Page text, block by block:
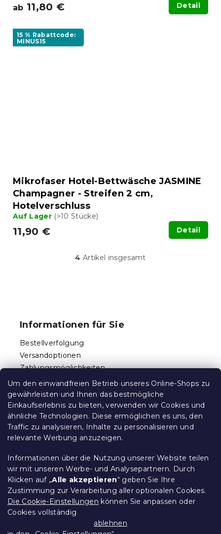
Um den einwandfreien Betrieb unseres Online-Shops zu
gewährleisten und Ihnen das bestmögliche
Einkaufserlebnis zu bieten, verwenden wir Cookies und
ähnliche Technologien. Diese ermöglichen es uns, den
Traffic zu analysieren, Inhalte zu personalisieren und
relevante Werbung anzuzeigen.
Informationen über die Nutzung unserer Website teilen
wir mit unseren Werbe- und Analysepartnern. Durch
Klicken auf „Alle akzeptieren“ geben Sie Ihre
Zustimmung zur Verarbeitung aller optionalen Cookies.
Die Cookie-Einstellungen können Sie anpassen oder
Cookies vollständig
ablehnen
ab 11,80 € Detail
15 % Rabattcode:
MINUS15
Mikrofaser Hotel-Bettwäsche JASMINE
Champagner - Streifen 2 cm,
Hotelverschluss
Auf Lager (>10 Stücke)
11,90 € Detail
S
l
n
e
d
e
r
L
i
s
e
4 Artikel insgesamt
e
Informationen für Sie
Bestellverfolgung
Versandoptionen
Zahlungsmöglichkeiten
Reklamationen und Rücksendungen
Kontakt
Allgemeine Geschäftsbedingungen
Datenschutz
Ethischer Kodex
Für Partner
Impressum
Über uns
Treueprogramm - bis zu 10% Rabatt